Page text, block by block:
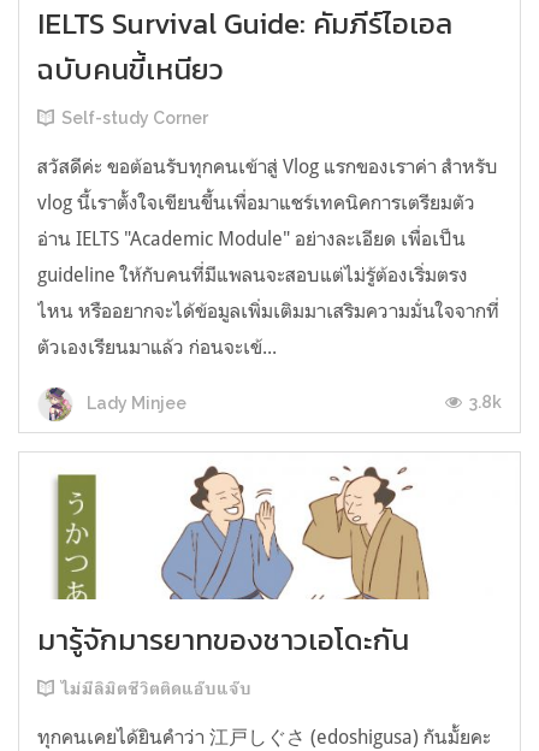
IELTS Survival Guide: คัมภีร์ไอเอล
ฉบับคนขี้เหนียว
Self-study Corner
สวัสดีค่ะ ขอต้อนรับทุกคนเข้าสู่ Vlog แรกของเราค่า สำหรับ
vlog นี้เราตั้งใจเขียนขึ้นเพื่อมาแชร์เทคนิคการเตรียมตัว
อ่าน IELTS "Academic Module" อย่างละเอียด เพื่อเป็น
guideline ให้กับคนที่มีแพลนจะสอบแต่ไม่รู้ต้องเริ่มตรง
ไหน หรืออยากจะได้ข้อมูลเพิ่มเติมมาเสริมความมั่นใจจากที่
ตัวเองเรียนมาแล้ว ก่อนจะเข้...
Lady Minjee 3.8k
มารู้จักมารยาทของชาวเอโดะกัน
ไม่มีลิมิตชีวิตติดแอ๊บแจ๊บ
ทุกคนเคยได้ยินคำว่า 江戸しぐさ (edoshigusa) กันมั้ยคะ